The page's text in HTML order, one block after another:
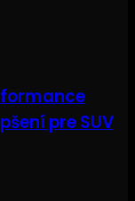
pre SUV